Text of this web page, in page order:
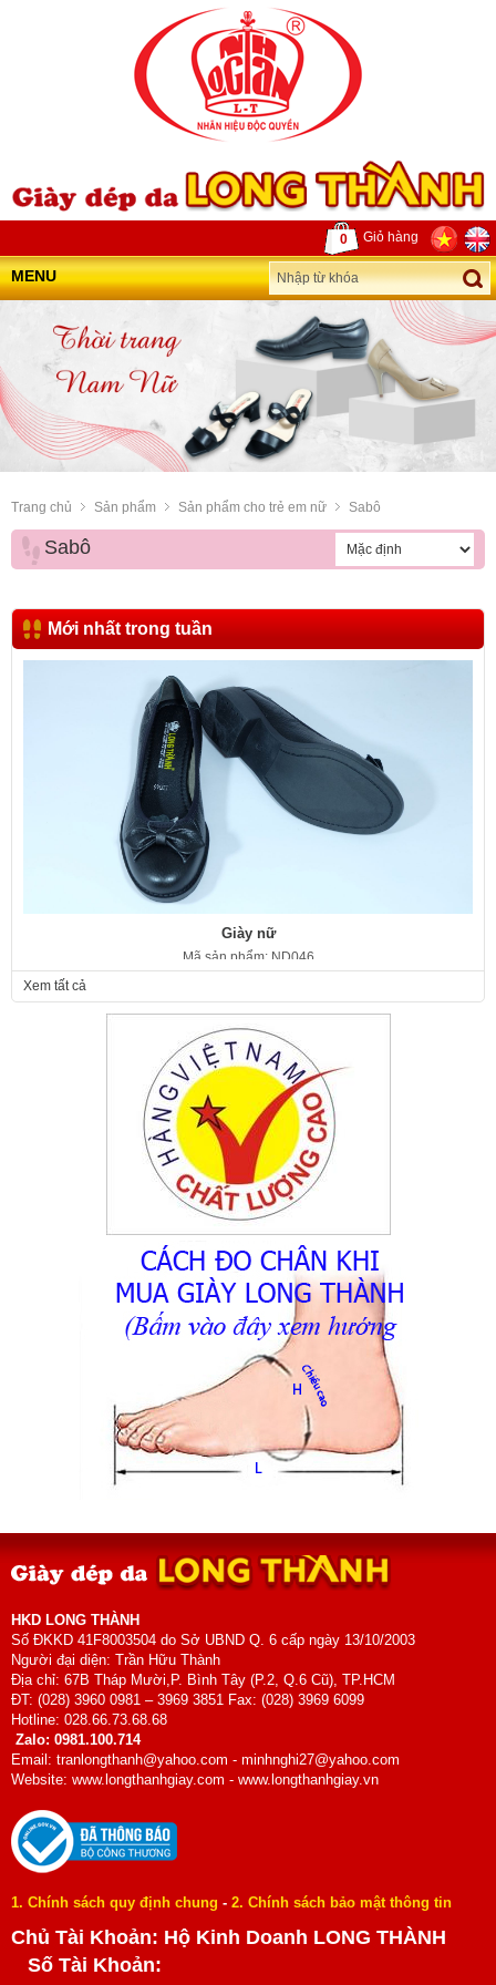
0 Giỏ hàng
MENU
Trang chủ Sản phẩm Sản phẩm cho trẻ em nữ Sabô
Sabô
Mới nhất trong tuần
Giày nữ
Mã sản phẩm: ND046
Xem tất cả
HKD LONG THÀNH
Số ĐKKD 41F8003504 do Sở UBND Q. 6 cấp ngày 13/10/2003
Người đại diện: Trần Hữu Thành
Địa chỉ: 67B Tháp Mười,P. Bình Tây (P.2, Q.6 Cũ), TP.HCM
ĐT: (028) 3960 0981 – 3969 3851 Fax: (028) 3969 6099
Hotline: 028.66.73.68.68
Zalo: 0981.100.714
Email: tranlongthanh@yahoo.com - minhnghi27@yahoo.com
Website: www.longthanhgiay.com - www.longthanhgiay.vn
1. Chính sách quy định chung - 2. Chính sách bảo mật thông tin
Chủ Tài Khoản: Hộ Kinh Doanh LONG THÀNH
Số Tài Khoản: